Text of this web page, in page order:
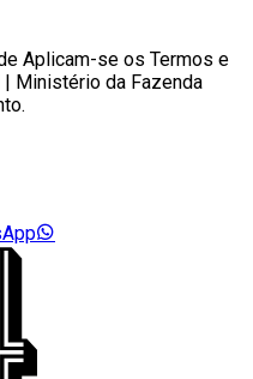
Aplicam-se os Termos e
Ministério da Fazenda